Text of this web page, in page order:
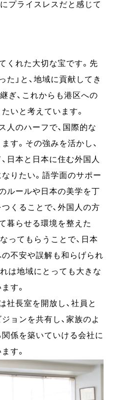
プライスレスだと感じて
くれた大切な宝です。先
た」と、地域に貢献してき
ぎ、これからも港区への
いと考えています。
人のハーフで、国際的な
す。その強みを活かし、
日本と日本に住む外国人
りたい。語学面のサポー
ルールや日本の美学を丁
くることで、外国人の方
暮らせる環境を整えた
ってもらうことで、日本
不安や誤解も和らげられ
は地域にとっても大きな
す。
社長室を開放し、社員と
ョンを共有し、家族のよ
係を築いていける会社に
す。